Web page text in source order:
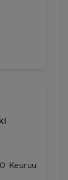
Keuruu